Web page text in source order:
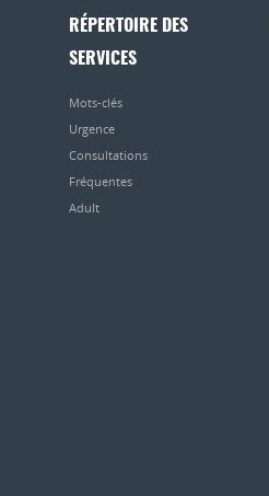
RÉPERTOIRE DES
SERVICES
Mots-clés
Urgence
Consultations
Fréquentes
Adult